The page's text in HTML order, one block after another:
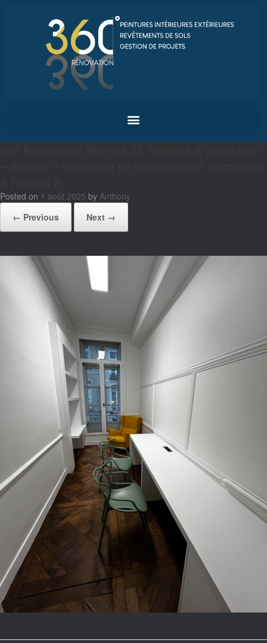
Posted on 1 août 2025 by Anthony
← Previous
Next →